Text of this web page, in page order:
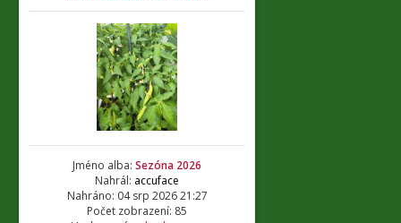
Jméno alba: Sezóna 2026
Nahrál: accuface
Nahráno: 04 srp 2026 21:27
Počet zobrazení: 85